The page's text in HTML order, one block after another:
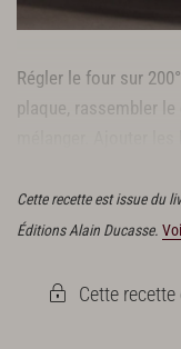
Régler le four sur
plaque, rassembler
Cette recette est issue du
Éditions Alain Ducasse.
Cette